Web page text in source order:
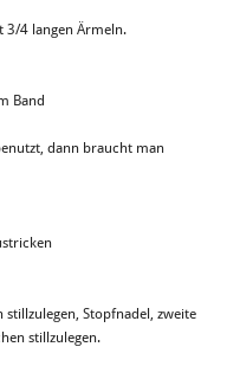
3/4 langen Ärmeln.
Band
dann braucht man
stillzulegen, Stopfnadel, zweite
stillzulegen.